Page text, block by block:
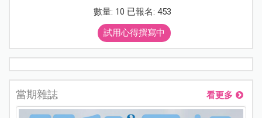
數量: 10 已報名: 453
試用心得撰寫中
當期雜誌 看更多